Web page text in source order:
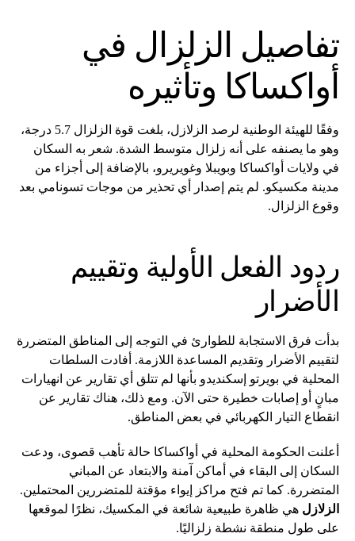
تفاصيل الزلزال في
أواكساكا وتأثيره
وفقًا للهيئة الوطنية لرصد الزلازل، بلغت قوة الزلزال 5.7 درجة،
وهو ما يصنفه على أنه زلزال متوسط الشدة. شعر به السكان
في ولايات أواكساكا وبويبلا وغويريرو، بالإضافة إلى أجزاء من
مدينة مكسيكو. لم يتم إصدار أي تحذير من موجات تسونامي بعد
وقوع الزلزال.
ردود الفعل الأولية وتقييم
الأضرار
بدأت فرق الاستجابة للطوارئ في التوجه إلى المناطق المتضررة
لتقييم الأضرار وتقديم المساعدة اللازمة. أفادت السلطات
المحلية في بويرتو إسكنديدو بأنها لم تتلق أي تقارير عن انهيارات
مبانٍ أو إصابات خطيرة حتى الآن. ومع ذلك، هناك تقارير عن
انقطاع التيار الكهربائي في بعض المناطق.
أعلنت الحكومة المحلية في أواكساكا حالة تأهب قصوى، ودعت
السكان إلى البقاء في أماكن آمنة والابتعاد عن المباني
المتضررة. كما تم فتح مراكز إيواء مؤقتة للمتضررين المحتملين.
الزلازل هي ظاهرة طبيعية شائعة في المكسيك، نظرًا لموقعها
على طول منطقة نشطة زلزاليًا.